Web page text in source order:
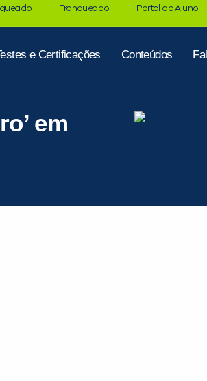
Franqueado Portal do Aluno
e Certificações Conteúdos
em